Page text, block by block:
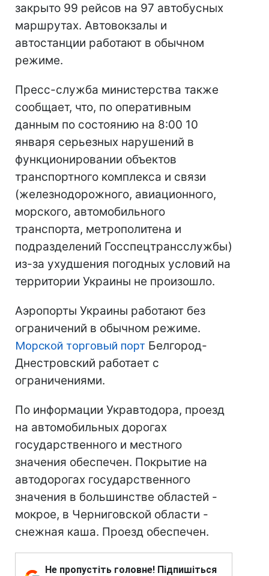
закрыто 99 рейсов на 97 автобусных
маршрутах. Автовокзалы и
автостанции работают в обычном
режиме.
Пресс-служба министерства также
сообщает, что, по оперативным
данным по состоянию на 8:00 10
января серьезных нарушений в
функционировании объектов
транспортного комплекса и связи
(железнодорожного, авиационного,
морского, автомобильного
транспорта, метрополитена и
подразделений Госспецтрансслужбы)
из-за ухудшения погодных условий на
территории Украины не произошло.
Аэропорты Украины работают без
ограничений в обычном режиме.
Морской торговый порт Белгород-
Днестровский работает с
ограничениями.
По информации Укравтодора, проезд
на автомобильных дорогах
государственного и местного
значения обеспечен. Покрытие на
автодорогах государственного
значения в большинстве областей -
мокрое, в Черниговской области -
снежная каша. Проезд обеспечен.
Не пропустіть головне! Підпишіться